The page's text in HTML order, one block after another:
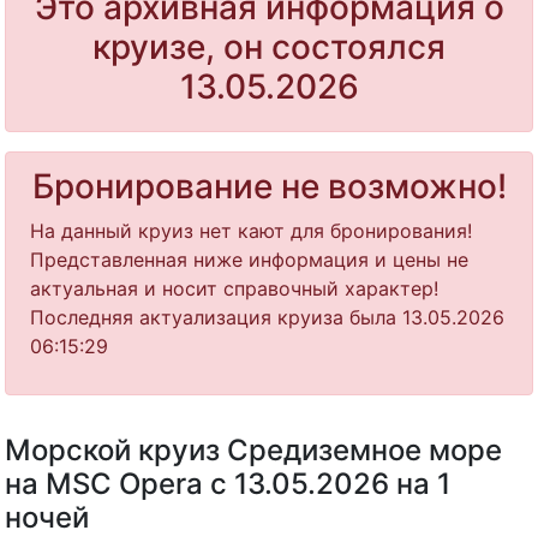
круизе, он состоялся
13.05.2026
Бронирование не возможно!
На данный круиз нет кают для бронирования!
Представленная ниже информация и цены не
актуальная и носит справочный характер!
Последняя актуализация круиза была 13.05.2026
06:15:29
Морской круиз Средиземное море
на MSC Opera с 13.05.2026 на 1
ночей